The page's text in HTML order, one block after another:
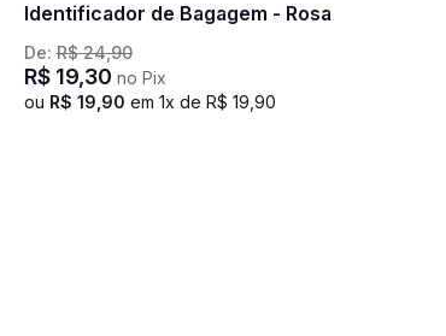
Identificador de Bagagem - Rosa
De:R$ 24,90
R$ 19,30 no Pix
ou R$ 19,90 em 1x de R$ 19,90